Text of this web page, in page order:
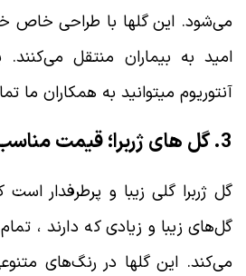
می‌شود. این گلها با طراحی خاص
امید به بیماران منتقل
آنتوریوم میتوانید به همکاران ما
3. گل های ژربرا؛ قیمت مناسب انتخاب عالی
گل ژربرا گلی زیبا و پرطرفدار
گل‌های زیبا و زیادی که دارند ،
می‌کند. این گلها در رنگ‌های